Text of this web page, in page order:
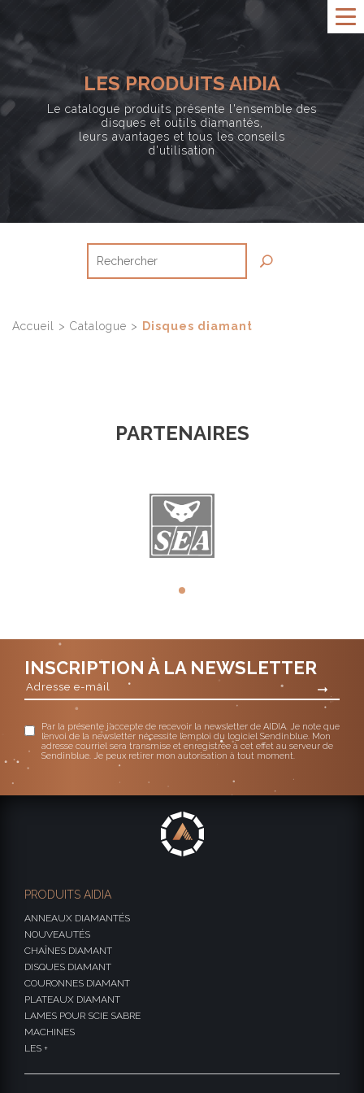
LES PRODUITS AIDIA
Le catalogue produits présente l'ensemble des
disques et outils diamantés,
leurs avantages et tous les conseils
d'utilisation
Accueil > Catalogue > Disques diamant
PARTENAIRES
INSCRIPTION À LA NEWSLETTER
Par la présente j’accepte de recevoir la newsletter de AIDIA. Je note que
l’envoi de la newsletter nécessite l’emploi du logiciel Sendinblue. Mon
adresse courriel sera transmise et enregistrée à cet effet au serveur de
Sendinblue. Je peux retirer mon autorisation à tout moment.
PRODUITS AIDIA
ANNEAUX DIAMANTÉS
NOUVEAUTÉS
CHAÎNES DIAMANT
DISQUES DIAMANT
COURONNES DIAMANT
PLATEAUX DIAMANT
LAMES POUR SCIE SABRE
MACHINES
LES +